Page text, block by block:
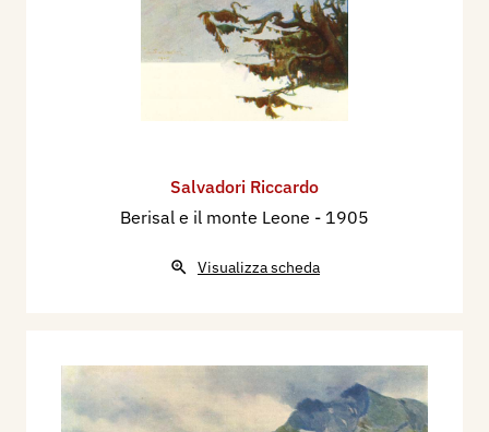
Salvadori Riccardo
Berisal e il monte Leone - 1905
Visualizza scheda